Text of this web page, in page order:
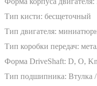
Тип кисти: бесщеточный
Тип двигателя:
магнитом,
Тип коробки передач:
Форма DriveShaft: D, O,
Тип подшипника: Втулка